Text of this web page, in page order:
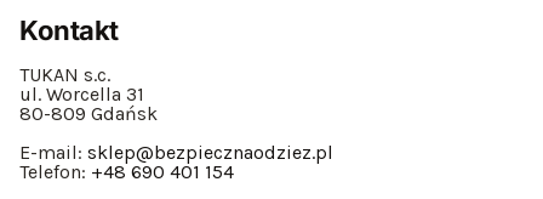
Kontakt
TUKAN s.c.
ul. Worcella 31
80-809 Gdańsk
E-mail: sklep@bezpiecznaodziez.pl
Telefon: +48 690 401 154